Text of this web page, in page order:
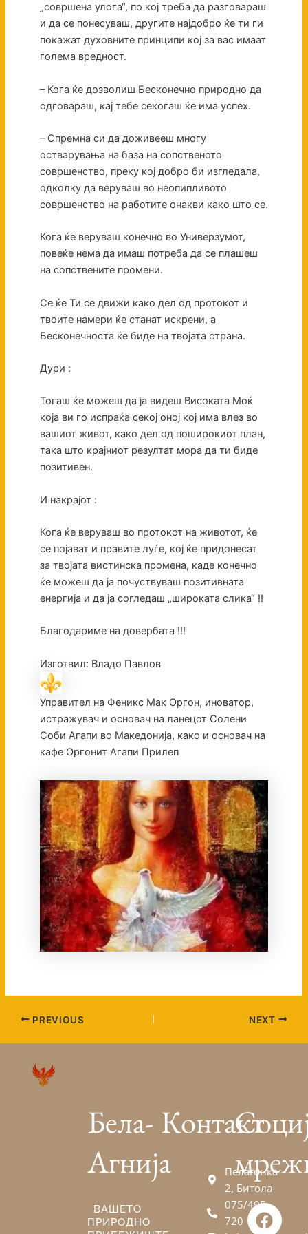
„совршена улога“, по кој треба да разговараш
и да се понесуваш, другите најдобро ќе ти ги
покажат духовните принципи кој за вас имаат
голема вредност.
– Кога ќе дозволиш Бесконечно природно да
одговараш, кај тебе секогаш ќе има успех.
– Спремна си да доживееш многу
остварувања на база на сопственото
совршенство, преку кој добро би изгледала,
одколку да веруваш во неопипливото
совршенство на работите онакви како што се.
Кога ќе веруваш конечно во Универзумот,
повеќе нема да имаш потреба да се плашеш
на сопствените промени.
Се ќе Ти се движи како дел од протокот и
твоите намери ќе станат искрени, а
Бесконечноста ќе биде на твојата страна.
Дури :
Тогаш ќе можеш да ја видеш Високата Моќ
која ви го испраќа секој оној кој има влез во
вашиот живот, како дел од поширокиот план,
така што крајниот резултат мора да ти биде
позитивен.
И накрајот :
Кога ќе веруваш во протокот на животот, ќе
се појават и правите луѓе, кој ќе придонесат
за твојата вистинска промена, каде конечно
ќе можеш да ја почуствуваш позитивната
енергија и да ја согледаш „широката слика“ !!
Благодариме на довербата !!!
Изготвил: Владо Павлов
Управител на Феникс Мак Оргон, иноватор,
истражувач и основач на ланецот Солени
Соби Агапи во Македонија, како и основач на
кафе Оргонит Агапи Прилеп
PREVIOUS NEXT
Бела-
Агнија
ВАШЕТО
ПРИРОДНО
Контакт
Пелагонка
2, Битола
075/495-
720
F
a
V
i
E
n